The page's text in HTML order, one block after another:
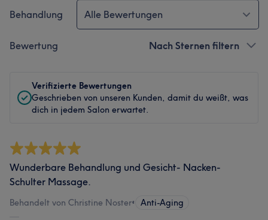
Behandlung Alle Bewertungen
Bewertung Nach Sternen filtern
Verifizierte Bewertungen
Geschrieben von unseren Kunden, damit du weißt, was
dich in jedem Salon erwartet.
Wunderbare Behandlung und Gesicht- Nacken-
Schulter Massage.
Behandelt von Christine Noster• Anti-Aging